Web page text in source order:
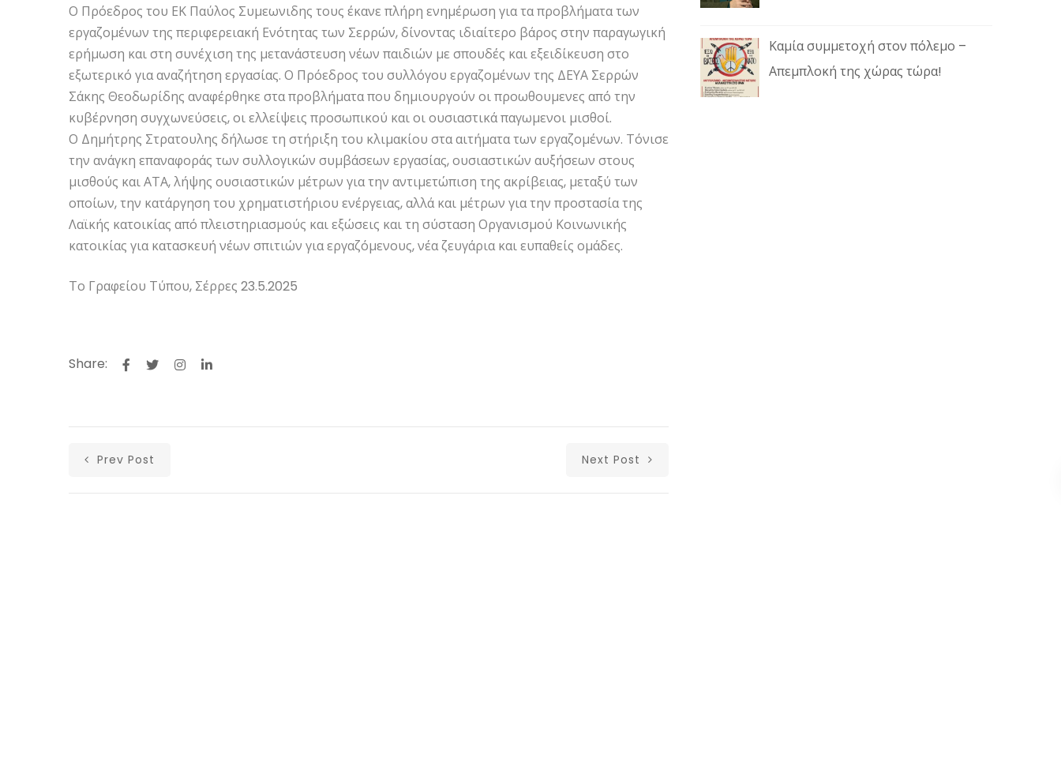
Ο Πρόεδρος του ΕΚ Παύλος Συμεωνιδης τους έκανε πλήρη ενημέρωση για τα προβλήματα των
εργαζομένων της περιφερειακή Ενότητας των Σερρών, δίνοντας ιδιαίτερο βάρος στην παραγωγική
ερήμωση και στη συνέχιση της μετανάστευση νέων παιδιών με σπουδές και εξειδίκευση στο
εξωτερικό για αναζήτηση εργασίας. Ο Πρόεδρος του συλλόγου εργαζομένων της ΔΕΥΑ Σερρών
Σάκης Θεοδωρίδης αναφέρθηκε στα προβλήματα που δημιουργούν οι προωθουμενες από την
κυβέρνηση συγχωνεύσεις, οι ελλείψεις προσωπικού και οι ουσιαστικά παγωμενοι μισθοί.
Ο Δημήτρης Στρατουλης δήλωσε τη στήριξη του κλιμακίου στα αιτήματα των εργαζομένων. Τόνισε
την ανάγκη επαναφοράς των συλλογικών συμβάσεων εργασίας, ουσιαστικών αυξήσεων στους
μισθούς και ΑΤΑ, λήψης ουσιαστικών μέτρων για την αντιμετώπιση της ακρίβειας, μεταξύ των
οποίων, την κατάργηση του χρηματιστήριου ενέργειας, αλλά και μέτρων για την προστασία της
Λαϊκής κατοικίας από πλειστηριασμούς και εξώσεις και τη σύσταση Οργανισμού Κοινωνικής
κατοικίας για κατασκευή νέων σπιτιών για εργαζόμενους, νέα ζευγάρια και ευπαθείς ομάδες.
Το Γραφείου Τύπου, Σέρρες 23.5.2025
Share:
Prev Post Next Post
Καμία συμμετοχή στον πόλεμο –
Απεμπλοκή της χώρας τώρα!